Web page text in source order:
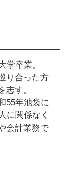
学卒業。
り合った方
す。
55年池袋に
に関係なく
会計業務で